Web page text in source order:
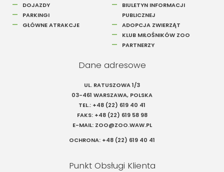
DOJAZDY
PARKINGI
GŁÓWNE ATRAKCJE
BIULETYN INFORMACJI
PUBLICZNEJ
ADOPCJA ZWIERZĄT
KLUB MIŁOŚNIKÓW ZOO
PARTNERZY
Dane adresowe
UL. RATUSZOWA 1/3
03-461 WARSZAWA, POLSKA
TEL.: +48 (22) 619 40 41
FAKS: +48 (22) 619 58 98
E-MAIL: ZOO@ZOO.WAW.PL
OCHRONA: +48 (22) 619 40 41
Punkt Obsługi Klienta